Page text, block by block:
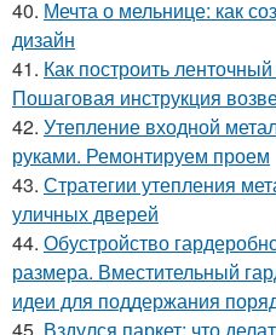
40. Мечта о мельнице: как
дизайн
41. Как построить
Пошаговая инструкция
42. Утепление входной
руками. Ремонтируем проем
43. Стратегии утепления
уличных дверей
44. Обустройство
размера. Вместительный
идеи для поддержания
45. Вздулся паркет: что